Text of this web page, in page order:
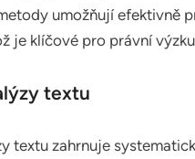
umožňují efektivně
je klíčové pro právní
textu
textu zahrnuje